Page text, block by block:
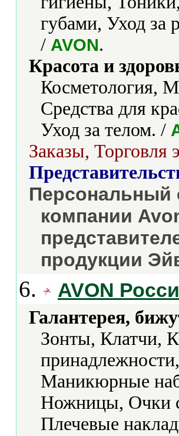
губами, Уход
/ AVON.
Красота и
Косметология,
Средства для
Уход за телом. /
Заказы, Торговля
Персональный
компании
продукции
6. AVON
Галантерея,
Зонты, Клатчи,
Маникюрные
Ножницы, Очки
Плечевые